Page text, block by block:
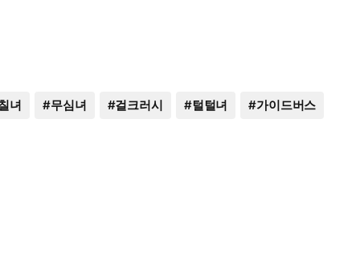
녀 #무심녀 #걸크러시 #털털녀 #가이드버스